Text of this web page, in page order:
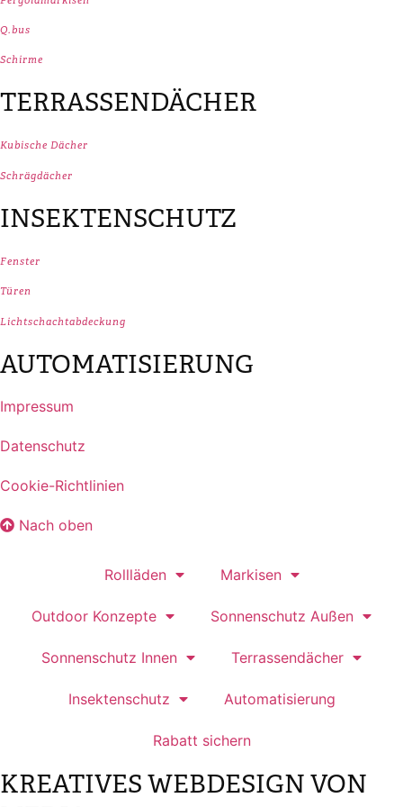
Q.bus
Schirme
TERRASSENDÄCHER
Kubische Dächer
Schrägdächer
INSEKTENSCHUTZ
Fenster
Türen
Lichtschachtabdeckung
AUTOMATISIERUNG
Impressum
Datenschutz
Cookie-Richtlinien
Nach oben
Rollläden Markisen
Outdoor Konzepte Sonnenschutz Außen
Sonnenschutz Innen Terrassendächer
Insektenschutz Automatisierung
Rabatt sichern
KREATIVES WEBDESIGN VON